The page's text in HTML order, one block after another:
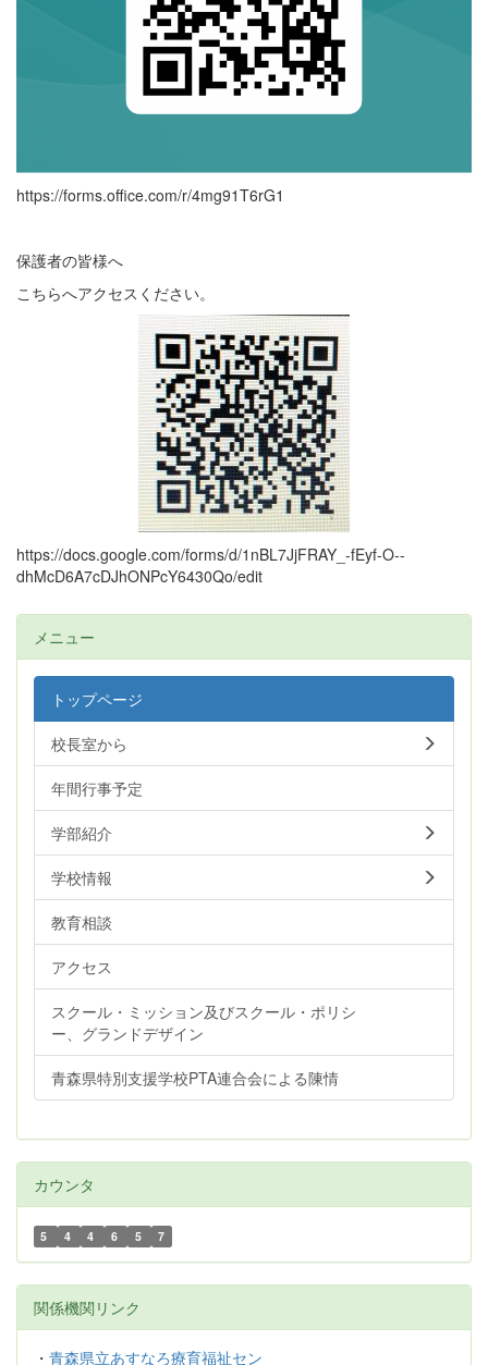
https://forms.office.com/r/4mg91T6rG1
保護者の皆様へ
こちらへアクセスください。
https://docs.google.com/forms/d/1nBL7JjFRAY_-fEyf-O--
dhMcD6A7cDJhONPcY6430Qo/edit
メニュー
トップページ
校長室から
年間行事予定
学部紹介
学校情報
教育相談
アクセス
スクール・ミッション及びスクール・ポリシ
ー、グランドデザイン
青森県特別支援学校PTA連合会による陳情
カウンタ
5 4 4 6 5 7
関係機関リンク
・ 青森県立あすなろ療育福祉セン